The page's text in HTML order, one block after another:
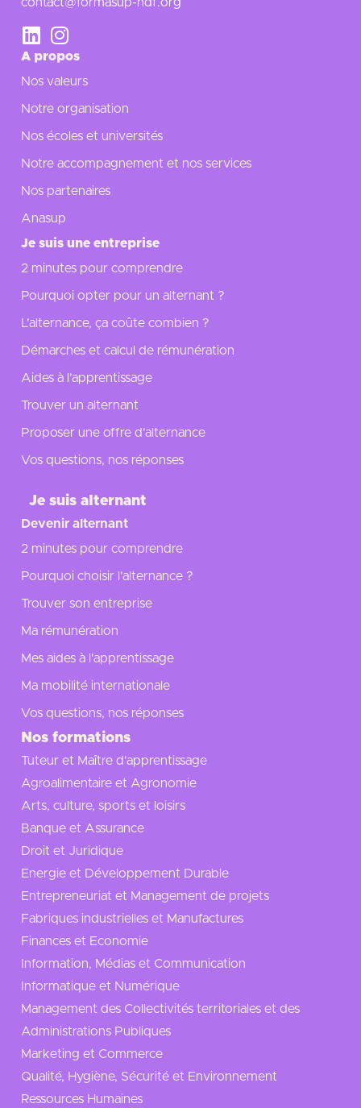
A propos
Nos valeurs
Notre organisation
Nos écoles et universités
Notre accompagnement et nos services
Nos partenaires
Anasup
Je suis une entreprise
2 minutes pour comprendre
Pourquoi opter pour un alternant ?
L’alternance, ça coûte combien ?
Démarches et calcul de rémunération
Aides à l’apprentissage
Trouver un alternant
Proposer une offre d’alternance
Vos questions, nos réponses
Je suis alternant
Devenir alternant
2 minutes pour comprendre
Pourquoi choisir l’alternance ?
Trouver son entreprise
Ma rémunération
Mes aides à l'apprentissage
Ma mobilité internationale
Vos questions, nos réponses
Nos formations
Tuteur et Maître d'apprentissage
Agroalimentaire et Agronomie
Arts, culture, sports et loisirs
Banque et Assurance
Droit et Juridique
Energie et Développement Durable
Entrepreneuriat et Management de projets
Fabriques industrielles et Manufactures
Finances et Economie
Information, Médias et Communication
Informatique et Numérique
Management des Collectivités territoriales et des
Administrations Publiques
Marketing et Commerce
Qualité, Hygiène, Sécurité et Environnement
Ressources Humaines